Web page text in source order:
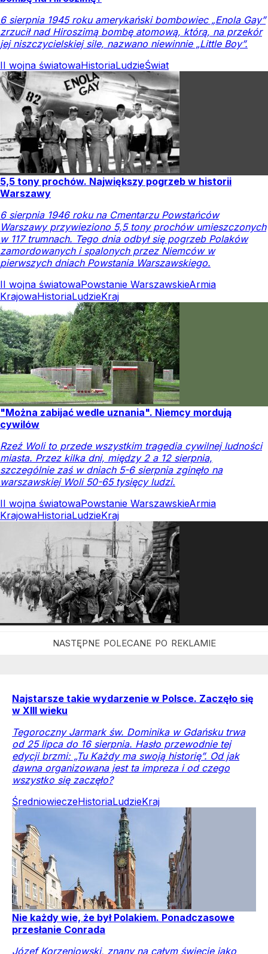
6 sierpnia 1945 roku amerykański bombowiec „Enola Gay”
zrzucił nad Hiroszimą bombę atomową, którą, na przekór
jej niszczycielskiej sile, nazwano niewinnie „Little Boy”.
II wojna światowaHistoriaLudzieŚwiat
5,5 tony prochów. Największy pogrzeb w historii
Warszawy
6 sierpnia 1946 roku na Cmentarzu Powstańców
Warszawy przywieziono 5,5 tony prochów umieszczonych
w 117 trumnach. Tego dnia odbył się pogrzeb Polaków
zamordowanych i spalonych przez Niemców w
pierwszych dniach Powstania Warszawskiego.
II wojna światowaPowstanie WarszawskieArmia
KrajowaHistoriaLudzieKraj
"Można zabijać wedle uznania". Niemcy mordują
cywilów
Rzeź Woli to przede wszystkim tragedia cywilnej ludności
miasta. Przez kilka dni, między 2 a 12 sierpnia,
szczególnie zaś w dniach 5-6 sierpnia zginęło na
warszawskiej Woli 50-65 tysięcy ludzi.
II wojna światowaPowstanie WarszawskieArmia
KrajowaHistoriaLudzieKraj
Najstarsze takie wydarzenie w Polsce. Zaczęło się
w XIII wieku
Tegoroczny Jarmark św. Dominika w Gdańsku trwa
od 25 lipca do 16 sierpnia. Hasło przewodnie tej
edycji brzmi: „Tu Każdy ma swoją historię”. Od jak
dawna organizowana jest ta impreza i od czego
wszystko się zaczęło?
ŚredniowieczeHistoriaLudzieKraj
Nie każdy wie, że był Polakiem. Ponadczasowe
przesłanie Conrada
Józef Korzeniowski, znany na całym świecie jako